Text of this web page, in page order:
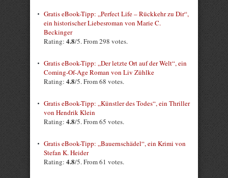
Gratis eBook-Tipp: „Perfect Life – Rückkehr zu Dir“,
ein historischer Liebesroman von Marie C.
Beckinger
Rating: 4.8/5. From 298 votes.
Gratis eBook-Tipp: „Der letzte Ort auf der Welt“, ein
Coming-Of-Age Roman von Liv Zühlke
Rating: 4.8/5. From 68 votes.
Gratis eBook-Tipp: „Künstler des Todes“, ein Thriller
von Hendrik Klein
Rating: 4.8/5. From 65 votes.
Gratis eBook-Tipp: „Bauernschädel“, ein Krimi von
Stefan K. Heider
Rating: 4.8/5. From 61 votes.